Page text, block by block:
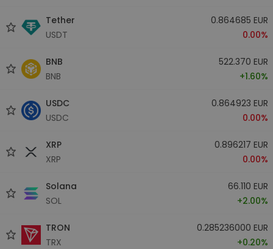
Tether
USDT
0.864685 EUR
0.00%
BNB
BNB
522.370 EUR
+1.60%
USDC
USDC
0.864923 EUR
0.00%
XRP
XRP
0.896217 EUR
0.00%
Solana
SOL
66.110 EUR
+2.00%
TRON
TRX
0.285236000 EUR
+0.20%